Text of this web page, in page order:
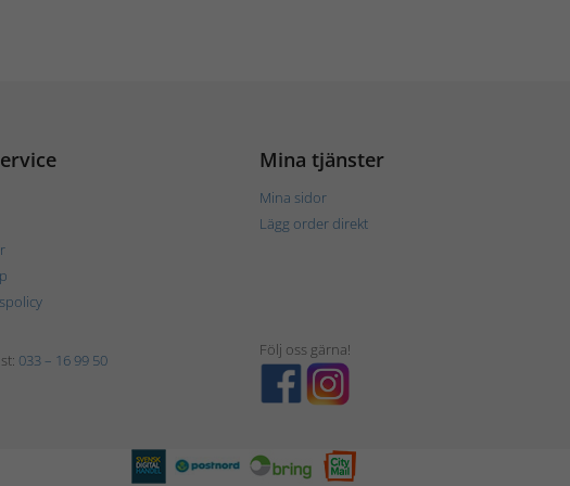
Mina tjänster
Mina sidor
Lägg order direkt
033 – 16 99 50
Följ oss gärna!